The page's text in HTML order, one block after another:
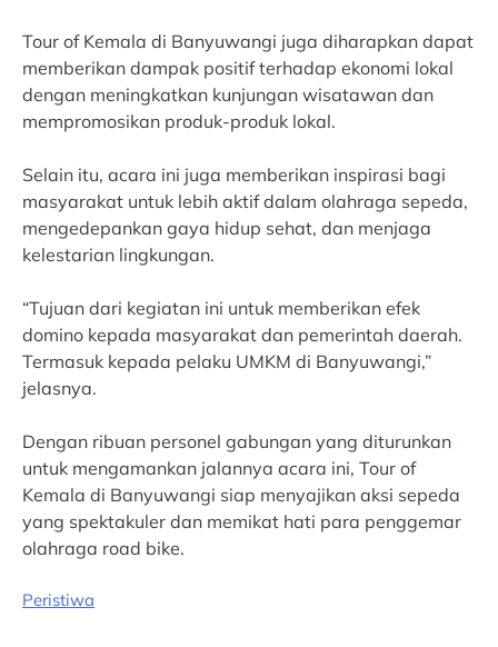
Tour of Kemala di Banyuwangi juga diharapkan dapat
memberikan dampak positif terhadap ekonomi lokal
dengan meningkatkan kunjungan wisatawan dan
mempromosikan produk-produk lokal.
Selain itu, acara ini juga memberikan inspirasi bagi
masyarakat untuk lebih aktif dalam olahraga sepeda,
mengedepankan gaya hidup sehat, dan menjaga
kelestarian lingkungan.
“Tujuan dari kegiatan ini untuk memberikan efek
domino kepada masyarakat dan pemerintah daerah.
Termasuk kepada pelaku UMKM di Banyuwangi,”
jelasnya.
Dengan ribuan personel gabungan yang diturunkan
untuk mengamankan jalannya acara ini, Tour of
Kemala di Banyuwangi siap menyajikan aksi sepeda
yang spektakuler dan memikat hati para penggemar
olahraga road bike.
Peristiwa